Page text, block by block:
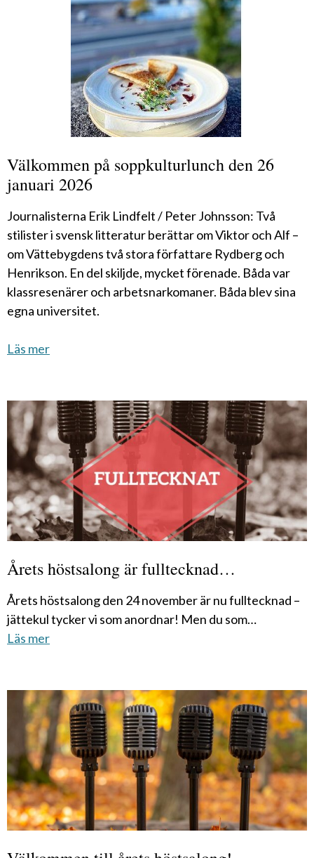
Välkommen på soppkulturlunch den 26
januari 2026
Journalisterna Erik Lindfelt / Peter Johnsson: Två
stilister i svensk litteratur berättar om Viktor och Alf –
om Vättebygdens två stora författare Rydberg och
Henrikson. En del skiljde, mycket förenade. Båda var
klassresenärer och arbetsnarkomaner. Båda blev sina
egna universitet.
Läs mer
Årets höstsalong är fulltecknad…
Årets höstsalong den 24 november är nu fulltecknad –
jättekul tycker vi som anordnar! Men du som…
Läs mer